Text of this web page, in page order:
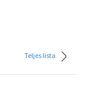
Teljes lista